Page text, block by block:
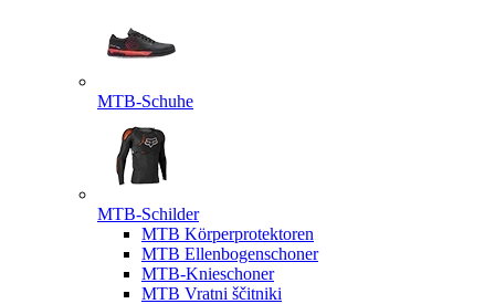
MTB-Schuhe
MTB-Schilder
MTB Körperprotektoren
MTB Ellenbogenschoner
MTB-Knieschoner
MTB Vratni ščitniki